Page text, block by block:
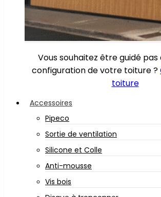
Vous souhaitez être guidé pas
configuration de votre toiture ?
toiture
Accessoires
Pipeco
Sortie de ventilation
Silicone et Colle
Anti-mousse
Vis bois